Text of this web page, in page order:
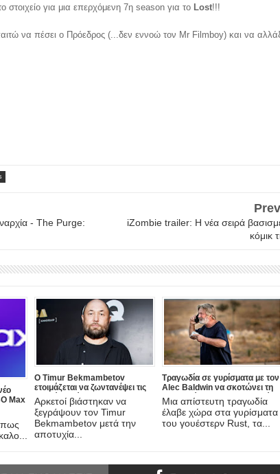
στοιχείο για μια επερχόμενη 7η season για το Lost!!!
να πέσει ο Πρόεδρος (...δεν εννοώ τον Mr Filmboy) και να
- The Purge:
iZombie trailer: Η νέα σειρά
κόμικ
Max
πως
Ο Timur Bekmambetov
ετοιμάζεται να ζωντανέψει τις
ιστορίες τρόμου του Stan Lee!
Αρκετοί βιάστηκαν να
ξεγράψουν τον Timur
Bekmambetov μετά την
αποτυχία...
Τραγωδία σε γυρίσματα με τον
Alec Baldwin να σκοτώνει τη
φωτογράφο και να τραυματίζει
σοβαρά το σκηνοθέτη της νέας
του ταινίας!
Μια απίστευτη τραγωδία
έλαβε χώρα στα γυρίσματα
του γουέστερν Rust, τα...